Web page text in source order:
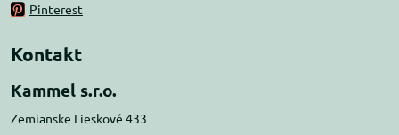
Pinterest
Kontakt
Kammel s.r.o.
Zemianske Lieskové 433